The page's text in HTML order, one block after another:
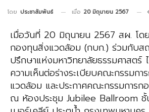
โดย ประชาสัมพันธ์ เมื่อ 20 มิถุนายน 2567
เมื่อวันที่ 20 มิถุนายน 2567 สผ. โด
กองทุนสิ่งแวดล้อม (กบก.) ร่วมกับสถ
ปรึกษาแห่งมหาวิทยาลัยธรรมศาสตร์
ความเห็นต่อร่างระเบียบคณะกรรมก
แวดล้อม และประกาศคณะกรรมการ
ณ ห้องประชุม Jubilee Ballroom ชั้น